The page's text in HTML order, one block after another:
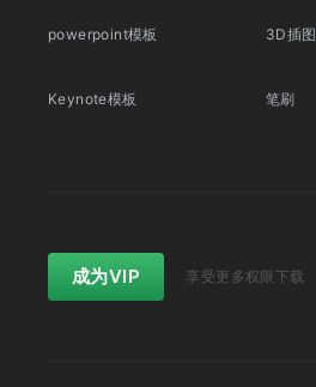
powerpoint模板
Keynote模板
3D插图
笔刷
成为VIP 享受更多权限下载